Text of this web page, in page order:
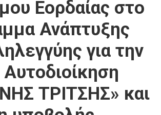
Εορδαίας στο
Ανάπτυξης
για την
ΤΡΙΤΣΗΣ» και